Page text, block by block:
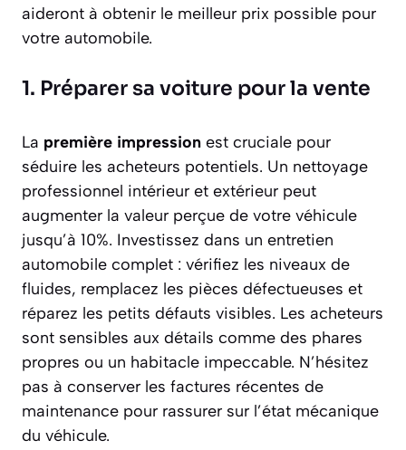
aideront à obtenir le meilleur prix possible pour
votre automobile.
1. Préparer sa voiture pour la vente
La première impression est cruciale pour
séduire les acheteurs potentiels. Un nettoyage
professionnel intérieur et extérieur peut
augmenter la valeur perçue de votre véhicule
jusqu’à 10%. Investissez dans un entretien
automobile complet : vérifiez les niveaux de
fluides, remplacez les pièces défectueuses et
réparez les petits défauts visibles. Les acheteurs
sont sensibles aux détails comme des phares
propres ou un habitacle impeccable. N’hésitez
pas à conserver les factures récentes de
maintenance pour rassurer sur l’état mécanique
du véhicule.